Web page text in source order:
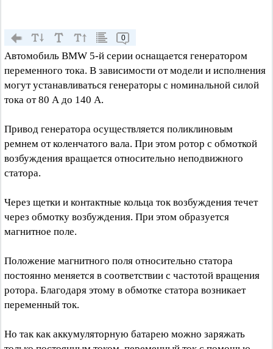
0
Автомобиль BMW 5-й серии оснащается генератором
переменного тока. В зависимости от модели и исполнения
могут устанавливаться генераторы с номинальной силой
тока от 80 А до 140 А.
Привод генератора осуществляется поликлиновым
ремнем от коленчатого вала. При этом ротор с обмоткой
возбуждения вращается относительно неподвижного
статора.
Через щетки и контактные кольца ток возбуждения течет
через обмотку возбуждения. При этом образуется
магнитное поле.
Положение магнитного поля относительно статора
постоянно меняется в соответствии с частотой вращения
ротора. Благодаря этому в обмотке статора возникает
переменный ток.
Но так как аккумуляторную батарею можно заряжать